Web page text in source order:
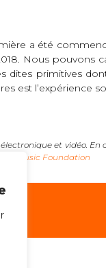
a été
Nous pouvons
dites primitives
est l’expérience
et vidéo.
Music Foundation